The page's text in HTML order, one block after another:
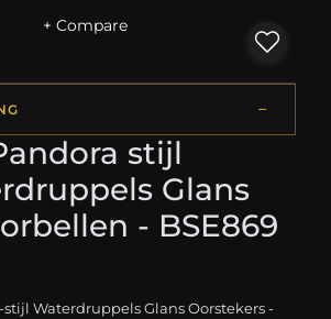
+ Compare
stijl
Glans
- BSE869
Waterdruppels Glans Oorstekers -